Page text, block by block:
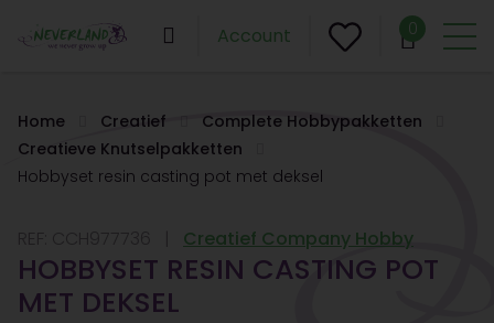
Account 0
Home Creatief
Complete Hobbypakketten
Creatieve Knutselpakketten
Hobbyset resin casting pot met deksel
Creatief Company Hobby
HOBBYSET RESIN CASTING POT
MET DEKSEL